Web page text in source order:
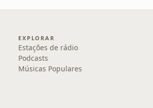
EXPLORAR
Estações de rádio
Podcasts
Músicas Populares